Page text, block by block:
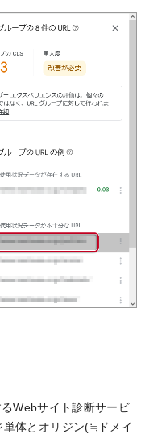
Webサイト診断サービ
単体とオリジン(≒ドメイ